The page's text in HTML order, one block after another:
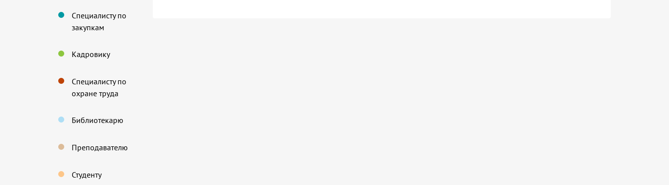
Специалисту по
закупкам
Кадровику
Специалисту по
охране труда
Библиотекарю
Преподавателю
Студенту